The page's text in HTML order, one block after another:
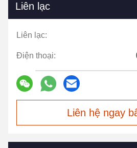
Liên lạc
Liên lạc:
Điện thoại:
Liên hệ ngay